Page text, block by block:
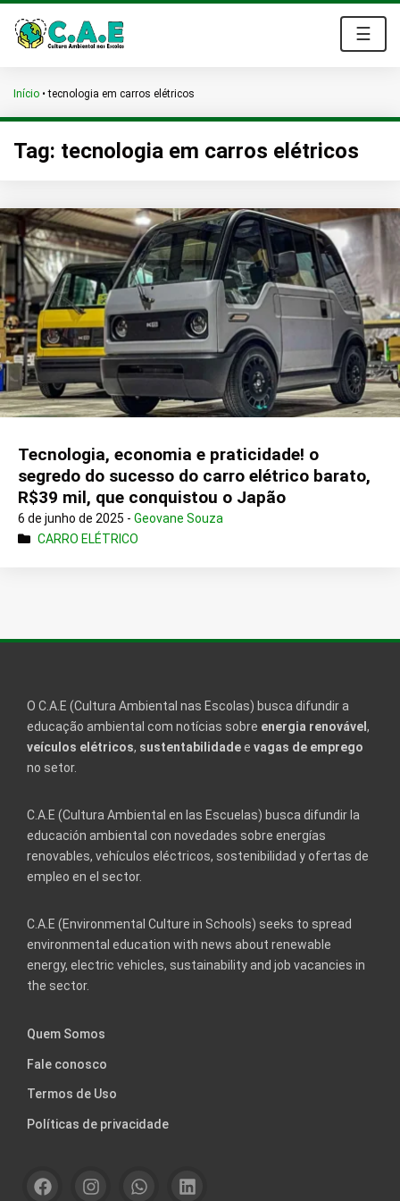
☰
Início •tecnologia em carros elétricos
Tag: tecnologia em carros elétricos
Tecnologia, economia e praticidade! o
segredo do sucesso do carro elétrico barato,
R$39 mil, que conquistou o Japão
6 de junho de 2025 - Geovane Souza
CARRO ELÉTRICO
O C.A.E (Cultura Ambiental nas Escolas) busca difundir a
educação ambiental com notícias sobre energia renovável ,
veículos elétricos, sustentabilidadee vagas de emprego
no setor.
C.A.E (Cultura Ambiental en las Escuelas) busca difundir la
educación ambiental con novedades sobre energías
renovables, vehículos eléctricos, sostenibilidad y ofertas de
empleo en el sector.
C.A.E (Environmental Culture in Schools) seeks to spread
environmental education with news about renewable
energy, electric vehicles, sustainability and job vacancies in
the sector.
Quem Somos
Fale conosco
Termos de Uso
Políticas de privacidade